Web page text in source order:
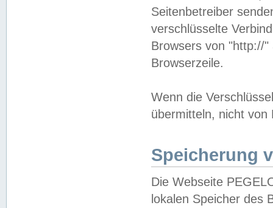
Seitenbetreiber
verschlüsselte
Browsers von "http://
Browserzeile.
Wenn die
übermitteln, nicht von
Speicherung
Die Webseite
lokalen Speicher des